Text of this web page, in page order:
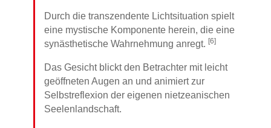
Durch die transzendente Lichtsituation spielt
eine mystische Komponente herein, die eine
synästhetische Wahrnehmung anregt. [6]
Das Gesicht blickt den Betrachter mit leicht
geöffneten Augen an und animiert zur
Selbstreflexion der eigenen nietzeanischen
Seelenlandschaft.